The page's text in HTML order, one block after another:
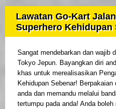
Lawatan Go-Kart
Superhero Kehidupan
Sangat mendebarkan dan wajib
Tokyo Jepun. Bayangkan diri
khas untuk merealisasikan
Kehidupan Sebenar!
anda dan memandu melalui
tertumpu pada anda! Anda